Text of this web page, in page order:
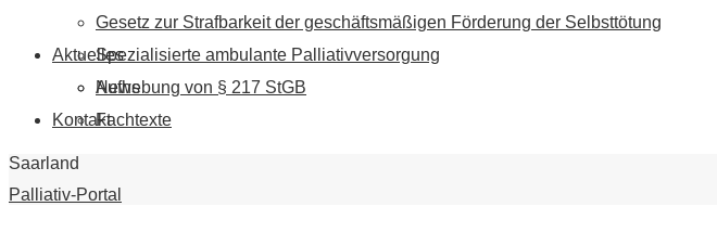
Aktuelles
News
Fachtexte
Gesetz zur Strafbarkeit der geschäftsmäßigen Förderung der Selbsttötung
Spezialisierte ambulante Palliativversorgung
Aufhebung von § 217 StGB
Kontakt
Saarland
Palliativ-Portal